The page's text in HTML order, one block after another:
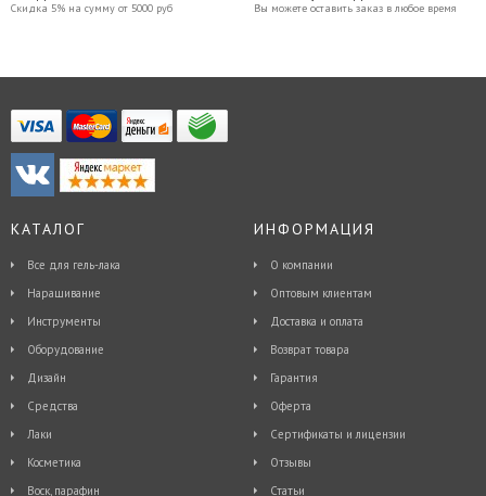
Скидка 5% на сумму от 5000 руб Вы можете оставить заказ в любое время
КАТАЛОГ
Все для гель-лака
Наращивание
Инструменты
Оборудование
Дизайн
Средства
Лаки
Косметика
Воск, парафин
ИНФОРМАЦИЯ
О компании
Оптовым клиентам
Доставка и оплата
Возврат товара
Гарантия
Оферта
Сертификаты и лицензии
Отзывы
Статьи